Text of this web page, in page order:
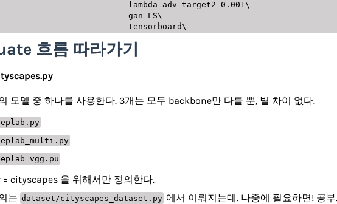
흐름 따라가기
모델 중 하나를 사용한다. 3개는 모두 backbone만 다를 뿐, 별 차이 없다.
cityscapes 을 위해서만 정의한다.
는 dataset/cityscapes_dataset.py 에서 이뤄지는데. 나중에 필요하면! 공부.